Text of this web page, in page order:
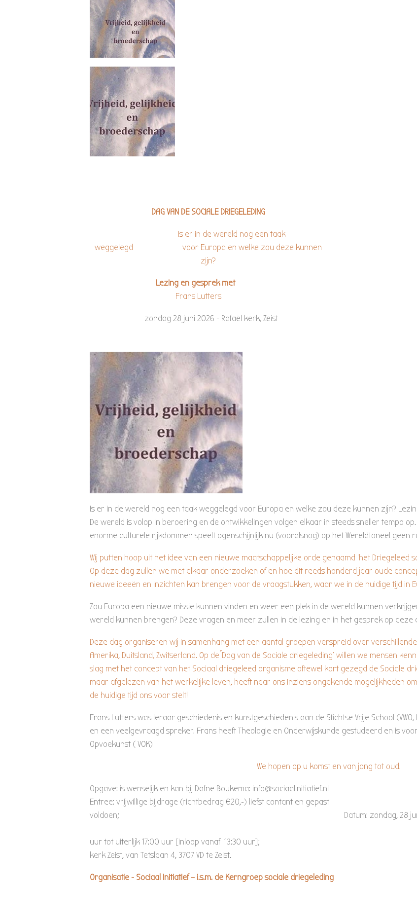
DAG VAN DE SOCIALE DRIEGELEDING
Is er in de wereld nog een taak
weggelegd voor Europa en welke zou deze kunnen
zijn?
Lezing en gesprek met
Frans Lutters
zondag 28 juni 2026 - Rafaël kerk, Zeist
Is er in de wereld nog een taak weggelegd voor Europa en welke zou deze kunnen zijn?
De wereld is volop in beroering en de ontwikkelingen volgen elkaar in steeds sneller tempo
enorme culturele rijkdommen speelt ogenschijnlijk nu (vooralsnog) op het Wereldtoneel geen
Wij putten hoop uit het idee van een nieuwe maatschappelijke orde genaamd ‘het Driegeleed
Op deze dag zullen we met elkaar onderzoeken of en hoe dit reeds honderd jaar oude
nieuwe ideeën en inzichten kan brengen voor de vraagstukken, waar we in de huidige tijd in
Zou Europa een nieuwe missie kunnen vinden en weer een plek in de wereld kunnen
wereld kunnen brengen? Deze vragen en meer zullen in de lezing en in het gesprek op deze
Deze dag organiseren wij in samenhang met een aantal groepen verspreid over
Amerika, Duitsland, Zwitserland. Op de ́Dag van de Sociale driegeleding’ willen we mensen
slag met het concept van het Sociaal driegeleed organisme oftewel kort gezegd de Sociale
maar afgelezen van het werkelijke leven, heeft naar ons inziens ongekende mogelijkheden
de huidige tijd ons voor stelt!
Frans Lutters was leraar geschiedenis en kunstgeschiedenis aan de Stichtse Vrije School (VWO,
en een veelgevraagd spreker. Frans heeft Theologie en Onderwijskunde gestudeerd en is
Opvoekunst ( VOK)
We hopen op u komst en van jong tot oud.
Opgave: is wenselijk en kan bij Dafne Boukema: info@sociaalinitiatief.nl
Entree: vrijwillige bijdrage (richtbedrag €20,-) liefst contant en gepast
voldoen; Datum: zondag, 28 juni
Tijd:
uur tot uiterlijk 17:00 uur [inloop vanaf 13:30
kerk Zeist, van Tetslaan 4, 3707 VD te Zeist.
Organisatie - Sociaal Initiatief – i.s.m. de Kerngroep sociale driegeleding